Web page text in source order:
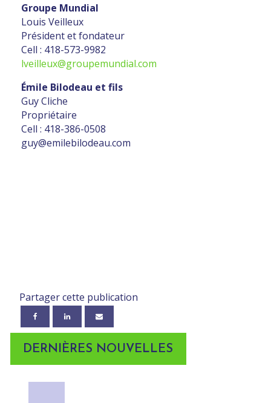
Groupe Mundial
Louis Veilleux
Président et fondateur
Cell : 418-573-9982
lveilleux@groupemundial.com
Émile Bilodeau et fils
Guy Cliche
Propriétaire
Cell : 418-386-0508
guy@emilebilodeau.com
Partager cette publication
DERNIÈRES NOUVELLES